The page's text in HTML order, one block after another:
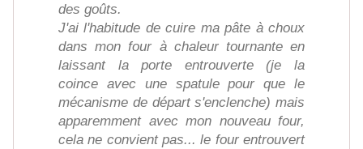
des goûts.
J'ai l'habitude de cuire ma pâte à choux
dans mon four à chaleur tournante en
laissant la porte entrouverte (je la
coince avec une spatule pour que le
mécanisme de départ s'enclenche) mais
apparemment avec mon nouveau four,
cela ne convient pas... le four entrouvert